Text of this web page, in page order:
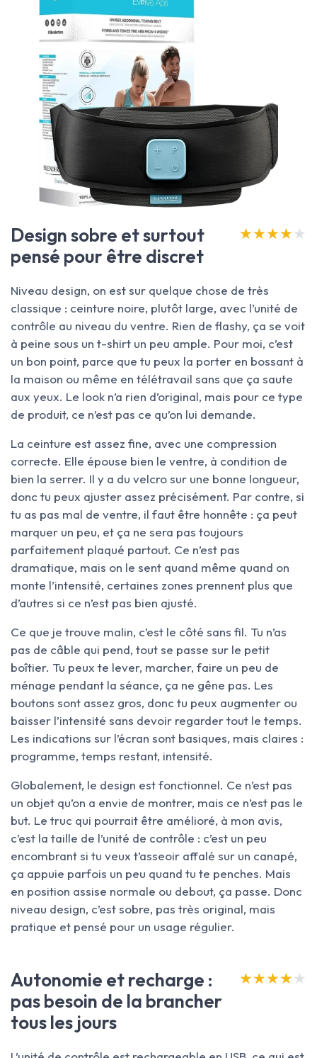
Design sobre et surtout
pensé pour être discret
★★★★★
★★★★★
Niveau design, on est sur quelque chose de très
classique : ceinture noire, plutôt large, avec l’unité de
contrôle au niveau du ventre. Rien de flashy, ça se voit
à peine sous un t-shirt un peu ample. Pour moi, c’est
un bon point, parce que tu peux la porter en bossant à
la maison ou même en télétravail sans que ça saute
aux yeux. Le look n’a rien d’original, mais pour ce type
de produit, ce n’est pas ce qu’on lui demande.
La ceinture est assez fine, avec une compression
correcte. Elle épouse bien le ventre, à condition de
bien la serrer. Il y a du velcro sur une bonne longueur,
donc tu peux ajuster assez précisément. Par contre, si
tu as pas mal de ventre, il faut être honnête : ça peut
marquer un peu, et ça ne sera pas toujours
parfaitement plaqué partout. Ce n’est pas
dramatique, mais on le sent quand même quand on
monte l’intensité, certaines zones prennent plus que
d’autres si ce n’est pas bien ajusté.
Ce que je trouve malin, c’est le côté sans fil. Tu n’as
pas de câble qui pend, tout se passe sur le petit
boîtier. Tu peux te lever, marcher, faire un peu de
ménage pendant la séance, ça ne gêne pas. Les
boutons sont assez gros, donc tu peux augmenter ou
baisser l’intensité sans devoir regarder tout le temps.
Les indications sur l’écran sont basiques, mais claires :
programme, temps restant, intensité.
Globalement, le design est fonctionnel. Ce n’est pas
un objet qu’on a envie de montrer, mais ce n’est pas le
but. Le truc qui pourrait être amélioré, à mon avis,
c’est la taille de l’unité de contrôle : c’est un peu
encombrant si tu veux t’asseoir affalé sur un canapé,
ça appuie parfois un peu quand tu te penches. Mais
en position assise normale ou debout, ça passe. Donc
niveau design, c’est sobre, pas très original, mais
pratique et pensé pour un usage régulier.
Autonomie et recharge :
pas besoin de la brancher
tous les jours
★★★★★
★★★★★